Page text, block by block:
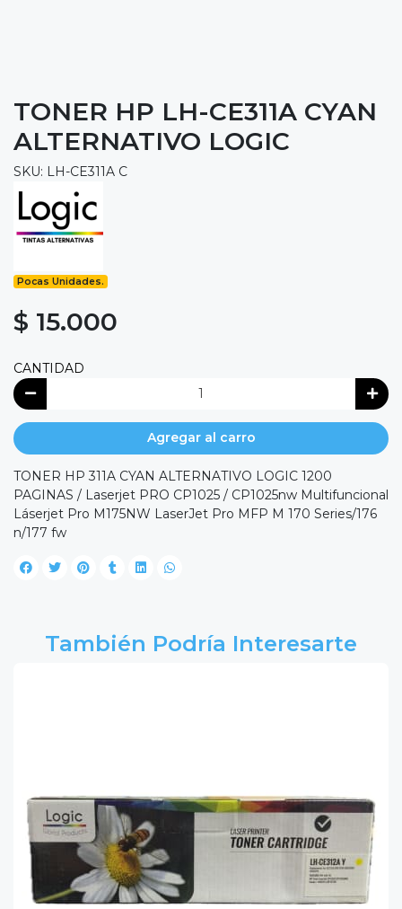
TONER HP LH-CE311A CYAN
ALTERNATIVO LOGIC
SKU: LH-CE311A C
Pocas Unidades.
$ 15.000
CANTIDAD
Agregar al carro
TONER HP 311A CYAN ALTERNATIVO LOGIC 1200
PAGINAS / Laserjet PRO CP1025 / CP1025nw Multifuncional
Láserjet Pro M175NW LaserJet Pro MFP M 170 Series/176
n/177 fw
También Podría Interesarte